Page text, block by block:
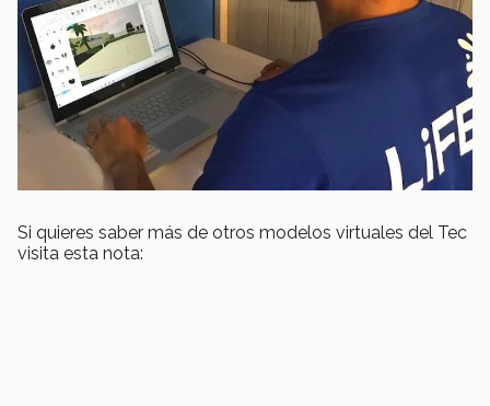
Si quieres saber más de otros modelos virtuales del Tec
visita esta nota: